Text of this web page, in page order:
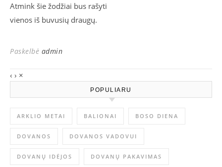
Atmink šie žodžiai bus rašyti
vienos iš buvusių draugų.
Paskelbė admin
‹ › ×
POPULIARU
ARKLIO METAI BALIONAI BOSO DIENA
DOVANOS DOVANOS VADOVUI
DOVANŲ IDĖJOS DOVANŲ PAKAVIMAS